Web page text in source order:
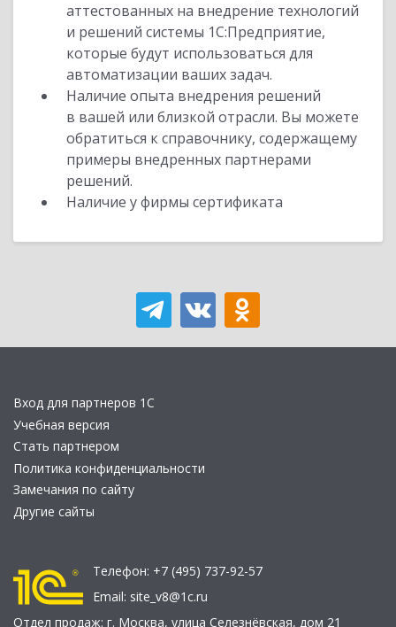
аттестованных на внедрение технологий
и решений системы 1С:Предприятие,
которые будут использоваться для
автоматизации ваших задач.
Наличие опыта внедрения решений
в вашей или близкой отрасли. Вы можете
обратиться к справочнику, содержащему
примеры внедренных партнерами
решений.
Наличие у фирмы сертификата
Вход для партнеров 1С
Учебная версия
Стать партнером
Политика конфиденциальности
Замечания по сайту
Другие сайты
Телефон: +7 (495) 737-92-57
Email: site_v8@1c.ru
Отдел продаж: г. Москва, улица Селезнёвская, дом 21